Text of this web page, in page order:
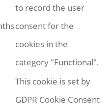
to record the user
consent for the
cookies in the
category "Functional".
This cookie is set by
GDPR Cookie Consent